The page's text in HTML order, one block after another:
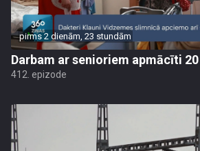
pirms 2 dienām, 23 stundām
Darbam ar senioriem apmācīti
412. epizode